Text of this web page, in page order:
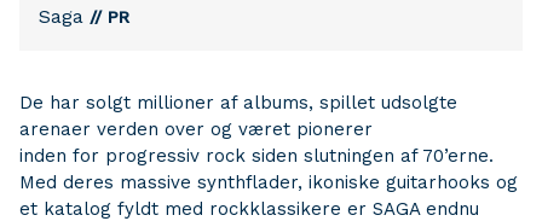
Saga // PR
De har solgt millioner af albums, spillet udsolgte
arenaer verden over og været pionerer
inden for progressiv rock siden slutningen af 70’erne.
Med deres massive synthflader, ikoniske guitarhooks og
et katalog fyldt med rockklassikere er SAGA endnu